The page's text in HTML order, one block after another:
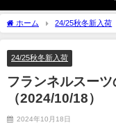
ホーム 24/25秋冬新入荷
（2024/10/18）
24/25秋冬新入荷
フランネルスー
（2024/10/18）
2024年10月18日